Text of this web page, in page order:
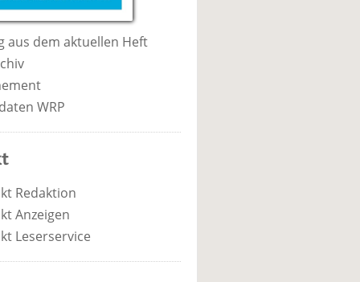
aus dem aktuellen Heft
WRP
Redaktion
Anzeigen
Leserservice